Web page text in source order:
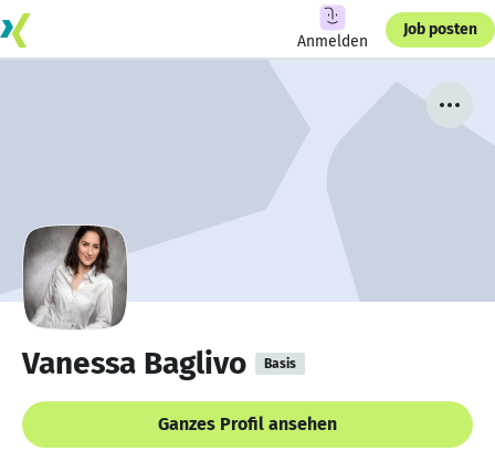
Anmelden
Job posten
Vanessa Baglivo Basis
Ganzes Profil ansehen